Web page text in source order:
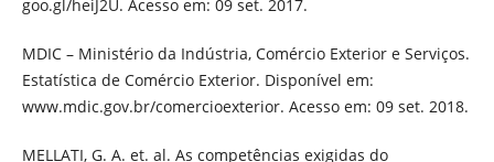
goo.gl/heiJ2U. Acesso em: 09 set. 2017.
MDIC – Ministério da Indústria, Comércio Exterior e Serviços.
Estatística de Comércio Exterior. Disponível em:
www.mdic.gov.br/comercioexterior. Acesso em: 09 set. 2018.
MELLATI, G. A. et. al. As competências exigidas do